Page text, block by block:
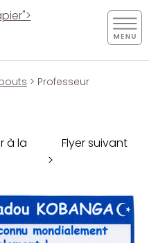
> Professeur
à la
Flyer suivant
>